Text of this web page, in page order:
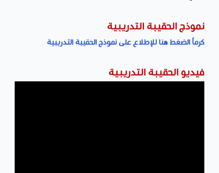
نموذج الحقيبة التدريبية
كرماُ الضغط هنا للإطلاع على نموذج الحقيبة التدريبية
فيديو الحقيبة التدريبية